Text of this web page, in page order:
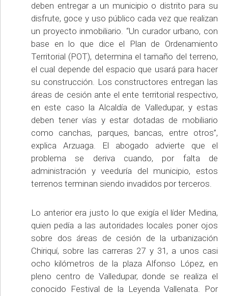
deben entregar a un municipio o distrito para su
disfrute, goce y uso público cada vez que realizan
un proyecto inmobiliario. “Un curador urbano, con
base en lo que dice el Plan de Ordenamiento
Territorial (POT), determina el tamaño del terreno,
el cual depende del espacio que usará para hacer
su construcción. Los constructores entregan las
áreas de cesión ante el ente territorial respectivo,
en este caso la Alcaldía de Valledupar, y estas
deben tener vías y estar dotadas de mobiliario
como canchas, parques, bancas, entre otros”,
explica Arzuaga. El abogado advierte que el
problema se deriva cuando, por falta de
administración y veeduría del municipio, estos
terrenos terminan siendo invadidos por terceros.
Lo anterior era justo lo que exigía el líder Medina,
quien pedía a las autoridades locales poner ojos
sobre dos áreas de cesión de la urbanización
Chiriquí, sobre las carreras 27 y 31, a unos casi
ocho kilómetros de la plaza Alfonso López, en
pleno centro de Valledupar, donde se realiza el
conocido Festival de la Leyenda Vallenata. Por